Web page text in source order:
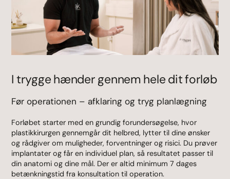
I trygge hænder gennem hele dit forløb
Før operationen – afklaring og tryg planlægning
Forløbet starter med en grundig forundersøgelse, hvor
plastikkirurgen gennemgår dit helbred, lytter til dine ønsker
og rådgiver om muligheder, forventninger og risici. Du prøver
implantater og får en individuel plan, så resultatet passer til
din anatomi og dine mål. Der er altid minimum 7 dages
betænkningstid fra konsultation til operation.